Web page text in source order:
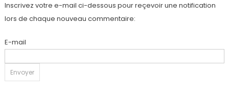
Inscrivez votre e-mail ci-dessous pour reçevoir une notification
lors de chaque nouveau commentaire:
E-mail